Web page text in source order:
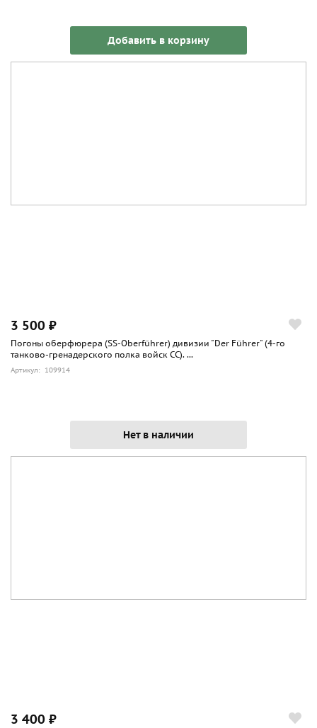
Добавить в корзину
3 500 ₽
Погоны оберфюрера (SS-Oberführer) дивизии "Der Führer" (4-го
танково-гренадерского полка войск СС). ...
Артикул: 109914
Нет в наличии
3 400 ₽